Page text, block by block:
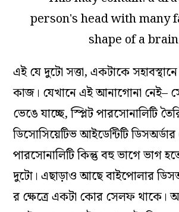
এই যে দুটো সত্তা, একটাকে
কাজ। যেখানে এই আনাগোনা নেই–
ভেঙে যাচ্ছে, স্প্লিট পারসোনালিটি
ডিসোসিয়েটিভ আইডেন্টিটি
পারসোনালিটি কিন্তু বহু ভাগে ভাগ
দুটো। এছাড়াও আছে বাইপোলার
র ক্ষেত্রে একটা কোর সেলফ থাকে।